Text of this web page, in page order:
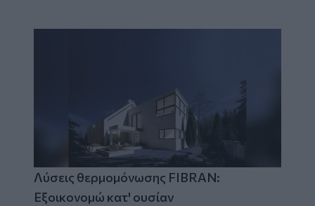
Λύσεις θερμομόνωσης FIBRAN:
Εξοικονομώ κατ' ουσίαν